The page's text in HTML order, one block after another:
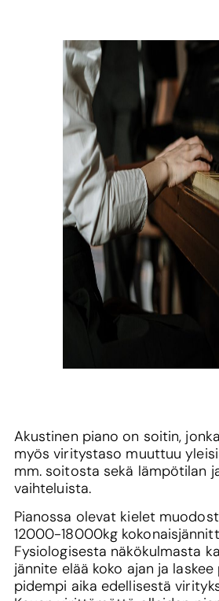
Akustinen piano on soitin,
myös viritystaso muuttuu
mm. soitosta sekä lämpötilan
vaihteluista.
Pianossa olevat kielet
12000-18000kg
Fysiologisesta näkökulmasta
jännite elää koko ajan ja
pidempi aika edellisestä